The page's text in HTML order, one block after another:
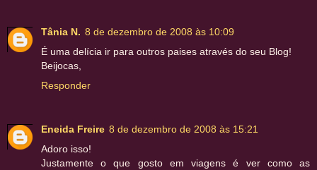
Tânia N. 8 de dezembro de 2008 às 10:09
É uma delícia ir para outros paises através do seu Blog!
Beijocas,
Responder
Eneida Freire 8 de dezembro de 2008 às 15:21
Adoro isso!
Justamente o que gosto em viagens é ver como as